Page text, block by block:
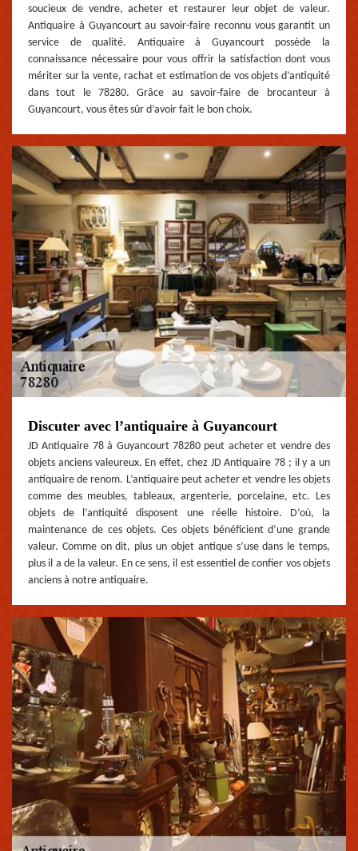
soucieux de vendre, acheter et restaurer leur objet de valeur.
Antiquaire à Guyancourt au savoir-faire reconnu vous garantit un
service de qualité. Antiquaire à Guyancourt possède la
connaissance nécessaire pour vous offrir la satisfaction dont vous
mériter sur la vente, rachat et estimation de vos objets d’antiquité
dans tout le 78280. Grâce au savoir-faire de brocanteur à
Guyancourt, vous êtes sûr d’avoir fait le bon choix.
Discuter avec l’antiquaire à Guyancourt
JD Antiquaire 78 à Guyancourt 78280 peut acheter et vendre des
objets anciens valeureux. En effet, chez JD Antiquaire 78 ; il y a un
antiquaire de renom. L’antiquaire peut acheter et vendre les objets
comme des meubles, tableaux, argenterie, porcelaine, etc. Les
objets de l’antiquité disposent une réelle histoire. D’où, la
maintenance de ces objets. Ces objets bénéficient d’une grande
valeur. Comme on dit, plus un objet antique s’use dans le temps,
plus il a de la valeur. En ce sens, il est essentiel de confier vos objets
anciens à notre antiquaire.